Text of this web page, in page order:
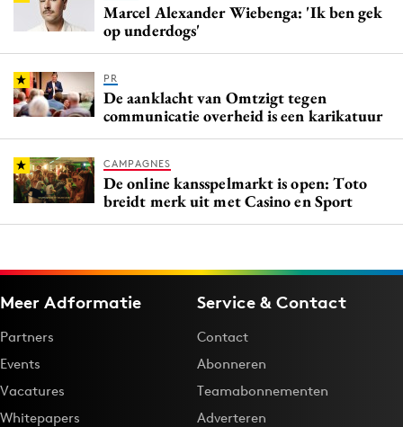
Marcel Alexander Wiebenga: 'Ik ben gek
op underdogs'
PR
De aanklacht van Omtzigt tegen
communicatie overheid is een karikatuur
CAMPAGNES
De online kansspelmarkt is open: Toto
breidt merk uit met Casino en Sport
Meer Adformatie
Partners
Events
Vacatures
Whitepapers
Service & Contact
Contact
Abonneren
Teamabonnementen
Adverteren